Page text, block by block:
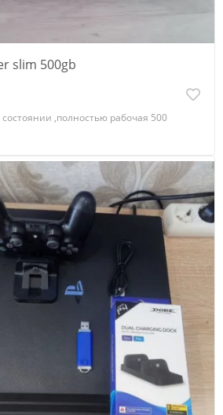
slim 500gb
,полностью рабочая 500